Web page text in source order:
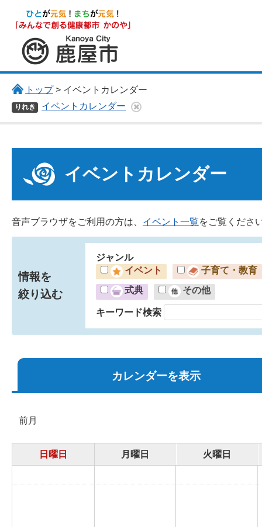
鹿屋市
トップ> イベントカレンダー
りれき イベントカレンダー
イベントカレンダー
音声ブラウザをご利用の方は、 イベント一覧をご覧くださ
情報を
絞り込む
ジャンル
イベント
子育て・教育
式典 その他
キーワード検索
カレンダーを表示
前月
日曜日 月曜日 火曜日